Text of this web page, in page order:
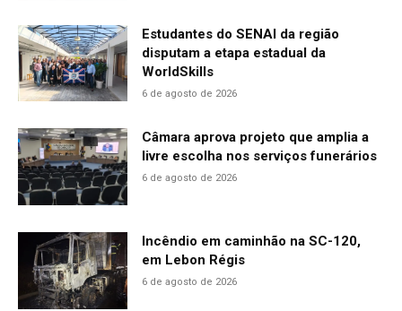
Estudantes do SENAI da região
disputam a etapa estadual da
WorldSkills
6 de agosto de 2026
Câmara aprova projeto que amplia a
livre escolha nos serviços funerários
6 de agosto de 2026
Incêndio em caminhão na SC-120,
em Lebon Régis
6 de agosto de 2026